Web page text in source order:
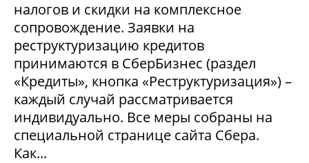
налогов и скидки на комплексное
сопровождение. Заявки на
реструктуризацию кредитов
принимаются в СберБизнес (раздел
«Кредиты», кнопка «Реструктуризация») –
каждый случай рассматривается
индивидуально. Все меры собраны на
специальной странице сайта Сбера.
Как...